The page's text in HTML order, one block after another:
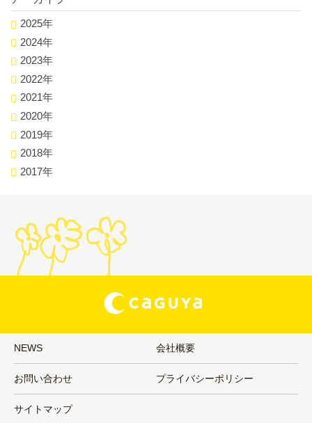
2025年
2024年
2023年
2022年
2021年
2020年
2019年
2018年
2017年
NEWS 会社概要
お問い合わせ プライバシーポリシー
サイトマップ